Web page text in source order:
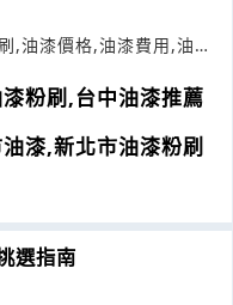
,油漆價格,油漆費用,油漆
粉刷,台中油漆推薦
漆,新北市油漆粉刷
選指南